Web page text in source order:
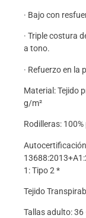
· Bajo con
· Triple costura
a tono.
· Refuerzo en la
Material: Tejido
g/m²
Rodilleras:
Autocertificación
1: Tipo 2 *
Tejido
Tallas adulto: 36 ·